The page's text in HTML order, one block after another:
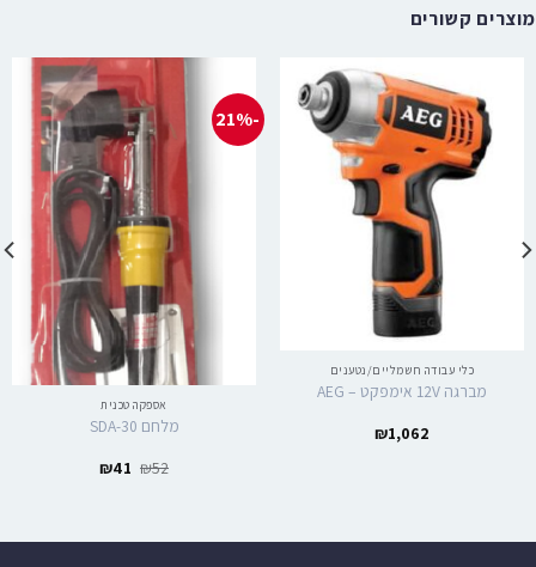
מוצרים קשורים
כלי עבודה חשמליים/נטענים
מברגה 12V אימפקט – AEG
₪1,062
-21%
אספקה טכנית
מלחם SDA-30
₪52
₪41